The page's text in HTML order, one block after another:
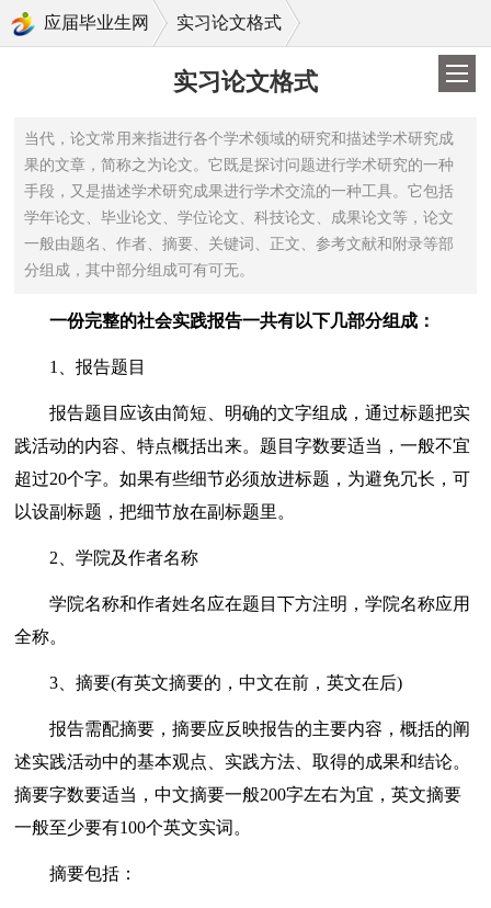
应届毕业生网 实习论文格式
实习论文格式
当代，论文常用来指进行各个学术领域的研究和描述学术研究成
果的文章，简称之为论文。它既是探讨问题进行学术研究的一种
手段，又是描述学术研究成果进行学术交流的一种工具。它包括
学年论文、毕业论文、学位论文、科技论文、成果论文等，论文
一般由题名、作者、摘要、关键词、正文、参考文献和附录等部
分组成，其中部分组成可有可无。
一份完整的社会实践报告一共有以下几部分组成：
1、报告题目
报告题目应该由简短、明确的文字组成，通过标题把实
践活动的内容、特点概括出来。题目字数要适当，一般不宜
超过20个字。如果有些细节必须放进标题，为避免冗长，可
以设副标题，把细节放在副标题里。
2、学院及作者名称
学院名称和作者姓名应在题目下方注明，学院名称应用
全称。
3、摘要(有英文摘要的，中文在前，英文在后)
报告需配摘要，摘要应反映报告的主要内容，概括的阐
述实践活动中的基本观点、实践方法、取得的成果和结论。
摘要字数要适当，中文摘要一般200字左右为宜，英文摘要
一般至少要有100个英文实词。
摘要包括：